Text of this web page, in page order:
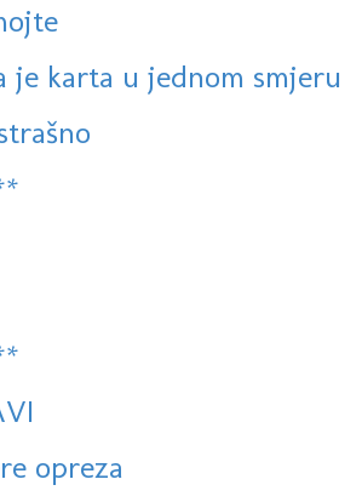
je karta u jednom smjeru
opreza